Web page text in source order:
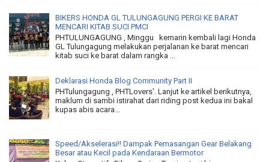
BIKERS HONDA GL TULUNGAGUNG PERGI KE BARAT
MENCARI KITAB SUCI PMCI
PHTULUNGAGUNG , Minggu kemarin kembali lagi Honda
GL Tulungagung melakukan perjalanan ke barat mencari
kitab suci ke barat dalam rangka ...
Deklarasi Honda Blog Community Part II
PHTulungagung , PHTLovers'. Lanjut ke artikel berikutnya,
maklum di sambi istirahat dari riding post kedua ini bakal
kupas abis acara...
Speed/Akselerasi!! Dampak Pemasangan Gear Belakang
Besar atau Kecil pada Kendaraan Bermotor